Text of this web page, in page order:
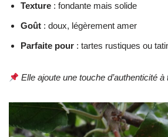
Texture : fondante mais solide
Goût : doux, légèrement amer
Parfaite pour : tartes rustiques ou
Elle ajoute une touche d’authenticité